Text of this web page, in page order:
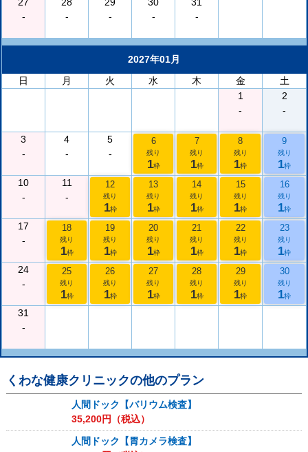
27
-
28
-
29
-
30
-
31
-
2027年01月
日
月 火 水 木 金
土
1
-
2
-
3
-
4
-
5
-
6
残り
1枠
7
残り
1枠
8
残り
1枠
9
残り
1枠
10
-
11
-
12
残り
1枠
13
残り
1枠
14
残り
1枠
15
残り
1枠
16
残り
1枠
17
-
18
残り
1枠
19
残り
1枠
20
残り
1枠
21
残り
1枠
22
残り
1枠
23
残り
1枠
24
-
25
残り
1枠
26
残り
1枠
27
残り
1枠
28
残り
1枠
29
残り
1枠
30
残り
1枠
31
-
くわな健康クリニックの他のプラン
人間ドック【バリウム検査】
35,200円（税込）
人間ドック【胃カメラ検査】